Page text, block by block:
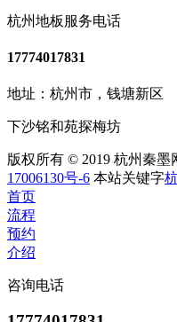
杭州地板服务电话
17774017831
地址：杭州市，钱塘新区
下沙铭和苑探梅坊
版权所有 © 2019 杭州秦墨
17006130号-6 本站关键字
首页
流程
预约
介绍
咨询电话